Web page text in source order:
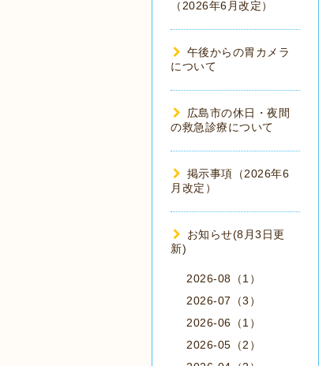
（2026年6月改定）
午後からの胃カメラ
について
広島市の休日・夜間
の救急診療について
掲示事項（2026年6
月改定）
お知らせ(8月3日更
新)
2026-08（1）
2026-07（3）
2026-06（1）
2026-05（2）